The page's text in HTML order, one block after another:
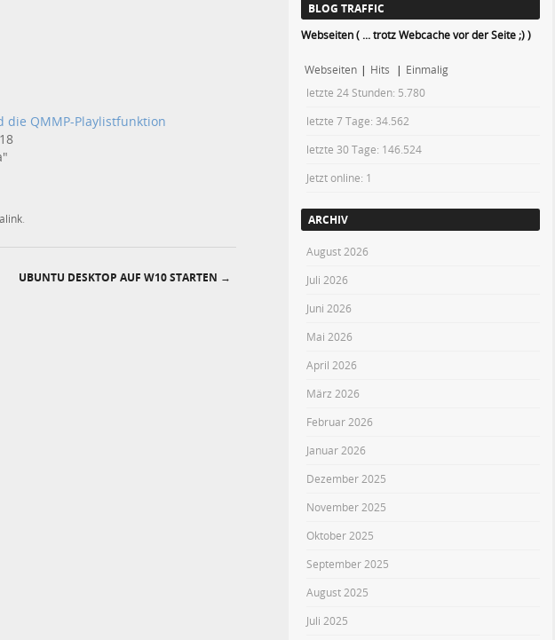
die QMMP-Playlistfunktion
UBUNTU DESKTOP AUF W10 STARTEN →
BLOG TRAFFIC
Webseiten ( ... trotz Webcache vor der Seite ;) )
Webseiten | Hits | Einmalig
letzte 24 Stunden: 5.780
letzte 7 Tage: 34.562
letzte 30 Tage: 146.524
Jetzt online: 1
ARCHIV
August 2026
Juli 2026
Juni 2026
Mai 2026
April 2026
März 2026
Februar 2026
Januar 2026
Dezember 2025
November 2025
Oktober 2025
September 2025
August 2025
Juli 2025